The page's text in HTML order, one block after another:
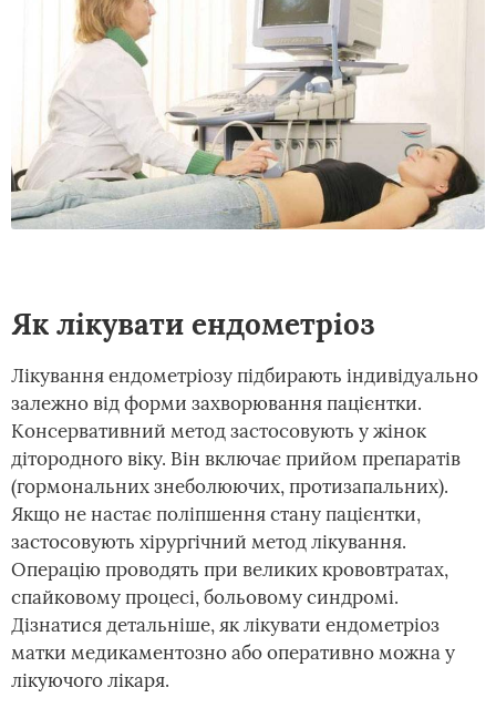
Як лікувати ендометріоз
Лікування ендометріозу підбирають індивідуально
залежно від форми захворювання пацієнтки.
Консервативний метод застосовують у жінок
дітородного віку. Він включає прийом препаратів
(гормональних знеболюючих, протизапальних).
Якщо не настає поліпшення стану пацієнтки,
застосовують хірургічний метод лікування.
Операцію проводять при великих крововтратах,
спайковому процесі, больовому синдромі.
Дізнатися детальніше, як лікувати ендометріоз
матки медикаментозно або оперативно можна у
лікуючого лікаря.